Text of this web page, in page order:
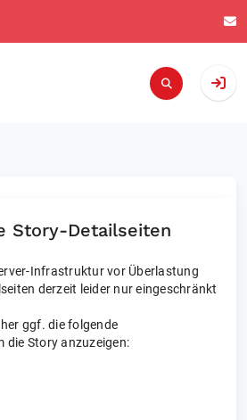
Story-Detailseiten
Infrastruktur vor Überlastung
derzeit leider nur eingeschränkt
ggf. die folgende
die Story anzuzeigen: